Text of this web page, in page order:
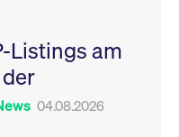
Listings am
04.08.2026